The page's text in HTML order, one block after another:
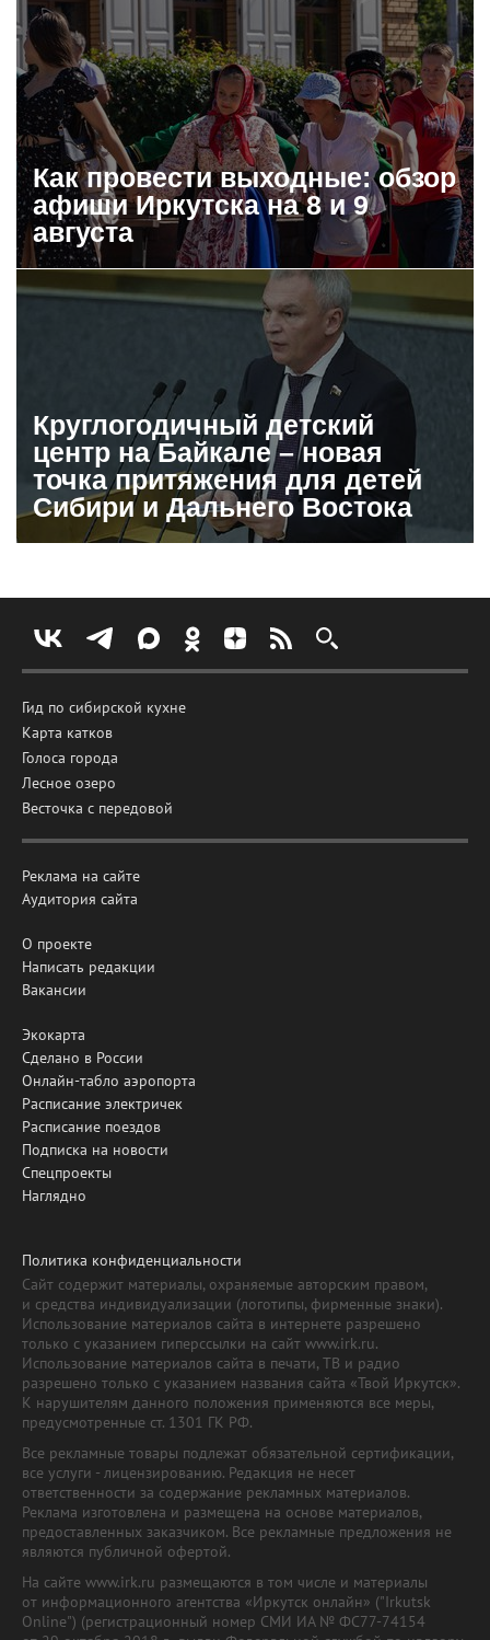
Как провести выходные: обзор
афиши Иркутска на 8 и 9
августа
Круглогодичный детский
центр на Байкале – новая
точка притяжения для детей
Сибири и Дальнего Востока
Гид по сибирской кухне
Карта катков
Голоса города
Лесное озеро
Весточка с передовой
Реклама на сайте
Аудитория сайта
О проекте
Написать редакции
Вакансии
Экокарта
Сделано в России
Онлайн-табло аэропорта
Расписание электричек
Расписание поездов
Подписка на новости
Спецпроекты
Наглядно
Политика конфиденциальности
Сайт содержит материалы, охраняемые авторским правом,
и средства индивидуализации (логотипы, фирменные знаки).
Использование материалов сайта в интернете разрешено
только с указанием гиперссылки на сайт www.irk.ru.
Использование материалов сайта в печати, ТВ и радио
разрешено только с указанием названия сайта «Твой Иркутск».
К нарушителям данного положения применяются все меры,
предусмотренные ст. 1301 ГК РФ.
Все рекламные товары подлежат обязательной сертификации,
все услуги - лицензированию. Редакция не несет
ответственности за содержание рекламных материалов.
Реклама изготовлена и размещена на основе материалов,
предоставленных заказчиком. Все рекламные предложения не
являются публичной офертой.
На сайте www.irk.ru размещаются в том числе и материалы
от информационного агентства «Иркутск онлайн» ("Irkutsk
Online") (регистрационный номер СМИ ИА № ФС77-74154